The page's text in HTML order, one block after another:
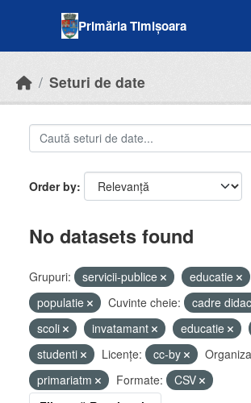
Primăria Timișoara
Seturi de date
Order by
No datasets found
Grupuri: servicii-publice
educatie
populatie
Cuvinte cheie:
cadre
scoli
invatamant educatie
studenti
Licenţe: cc-by
primariatm
Formate:
CSV